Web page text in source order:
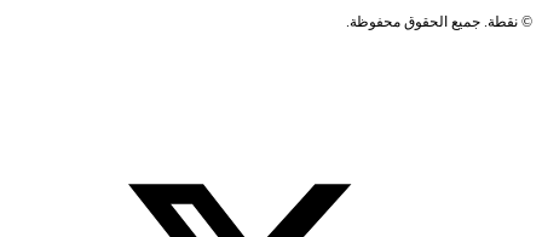
©نقطة. جميع الحقوق محفوظة.